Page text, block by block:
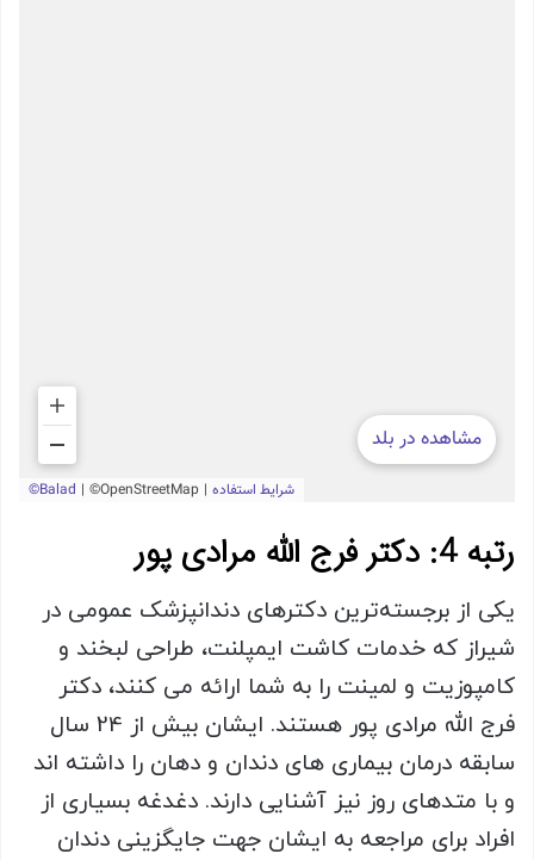
رتبه 4: دکتر فرج الله مرادی پور
یکی از برجسته‌ترین دکترهای دندانپزشک عمومی در
شیراز که خدمات کاشت ایمپلنت، طراحی لبخند و
کامپوزیت و لمینت را به شما ارائه می کنند، دکتر
فرج الله مرادی پور هستند. ایشان بیش از 24 سال
سابقه درمان بیماری های دندان و دهان را داشته اند
و با متدهای روز نیز آشنایی دارند. دغدغه بسیاری از
افراد برای مراجعه به ایشان جهت جایگزینی دندان